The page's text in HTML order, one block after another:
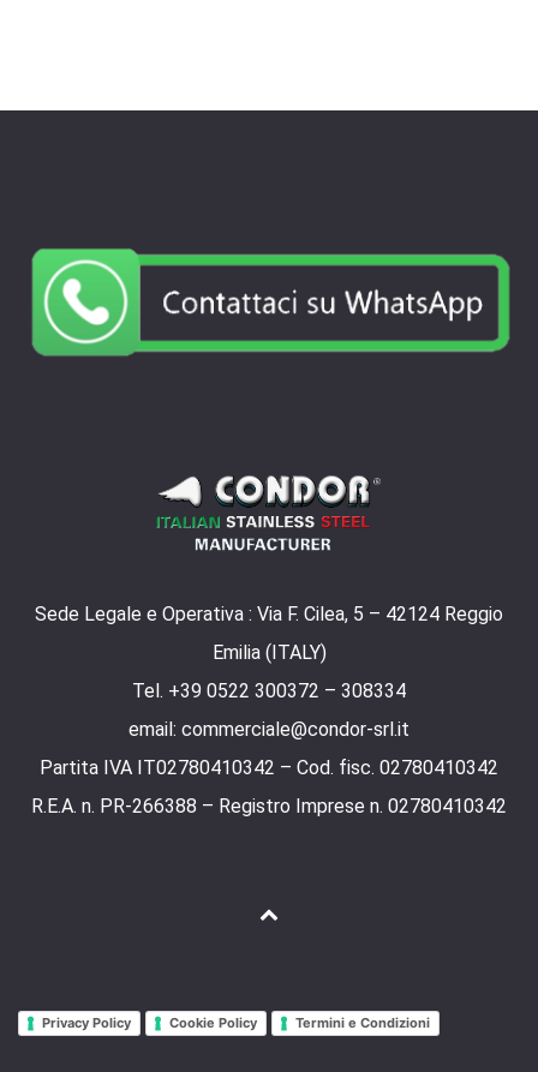
Sede Legale e Operativa : Via F. Cilea, 5 – 42124 Reggio
Emilia (ITALY)
Tel. +39 0522 300372 – 308334
email: commerciale@condor-srl.it
Partita IVA IT02780410342 – Cod. fisc. 02780410342
R.E.A. n. PR-266388 – Registro Imprese n. 02780410342
Privacy Policy Cookie Policy Termini e Condizioni